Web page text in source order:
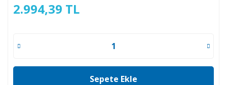
2.994,39 TL
Sepete Ekle